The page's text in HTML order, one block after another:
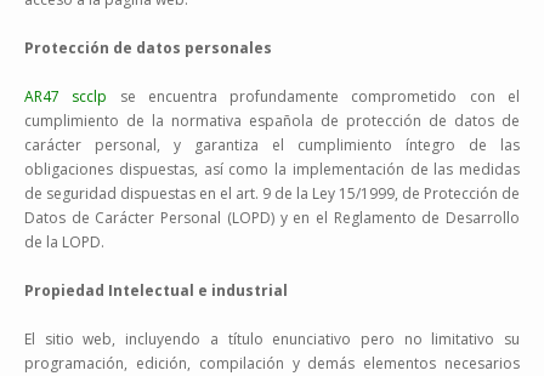
Protección de datos personales
AR47 scclp se encuentra profundamente comprometido con el
cumplimiento de la normativa española de protección de datos de
carácter personal, y garantiza el cumplimiento íntegro de las
obligaciones dispuestas, así como la implementación de las medidas
de seguridad dispuestas en el art. 9 de la Ley 15/1999, de Protección de
Datos de Carácter Personal (LOPD) y en el Reglamento de Desarrollo
de la LOPD.
Propiedad Intelectual e industrial
El sitio web, incluyendo a título enunciativo pero no limitativo su
programación, edición, compilación y demás elementos necesarios